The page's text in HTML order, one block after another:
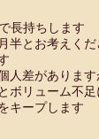
長持ちします
半とお考えくだ
人差があります
リューム不足
キープします